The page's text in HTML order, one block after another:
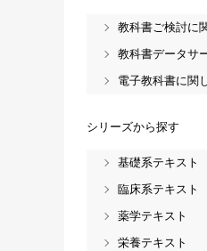
教科書ご検討に
教科書データサ
電子教科書に関
シリーズから探す
基礎系テキスト
臨床系テキスト
薬学テキスト
栄養テキスト